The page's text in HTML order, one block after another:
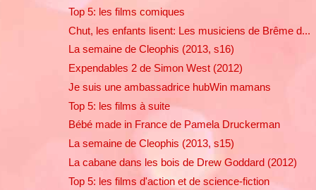
Top 5: les films comiques
Chut, les enfants lisent: Les musiciens de Brême d...
La semaine de Cleophis (2013, s16)
Expendables 2 de Simon West (2012)
Je suis une ambassadrice hubWin mamans
Top 5: les films à suite
Bébé made in France de Pamela Druckerman
La semaine de Cleophis (2013, s15)
La cabane dans les bois de Drew Goddard (2012)
Top 5: les films d'action et de science-fiction